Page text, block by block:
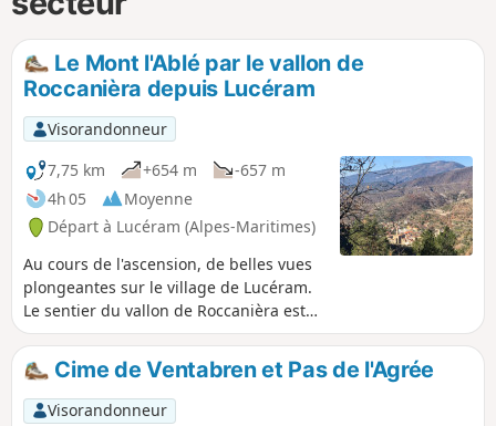
Le Mont l'Ablé par le vallon de
Roccanièra depuis Lucéram
Visorandonneur
7,75 km
+654 m
-657 m
4h 05
Moyenne
Départ à Lucéram (Alpes-Maritimes)
Au cours de l'ascension, de belles vues
plongeantes sur le village de Lucéram.
Le sentier du vallon de Roccanièra est
peu fréquenté. Une succession de
végétations différentes vous
accompagnera tout du long de ce vallon
humide aux bords pentus.
Cime de Ventabren et Pas de l'Agrée
Visorandonneur